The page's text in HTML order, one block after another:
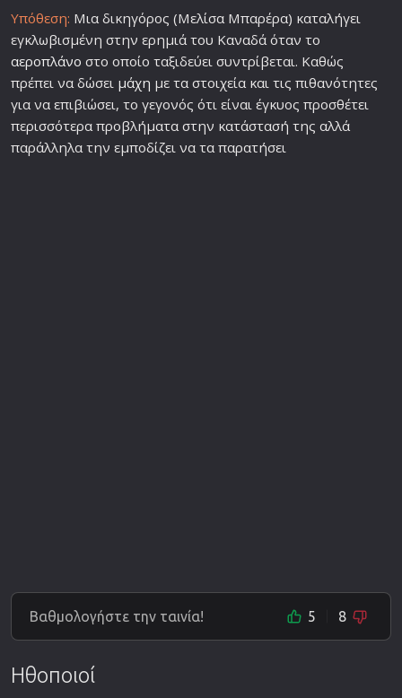
Υπόθεση: Μια δικηγόρος (Μελίσα Μπαρέρα) καταλήγει
εγκλωβισμένη στην ερημιά του Καναδά όταν το
αεροπλάνο στο οποίο ταξιδεύει συντρίβεται. Καθώς
πρέπει να δώσει μάχη με τα στοιχεία και τις πιθανότητες
για να επιβιώσει, το γεγονός ότι είναι έγκυος προσθέτει
περισσότερα προβλήματα στην κατάστασή της αλλά
παράλληλα την εμποδίζει να τα παρατήσει
Βαθμολογήστε την ταινία! 5 8
Ηθοποιοί